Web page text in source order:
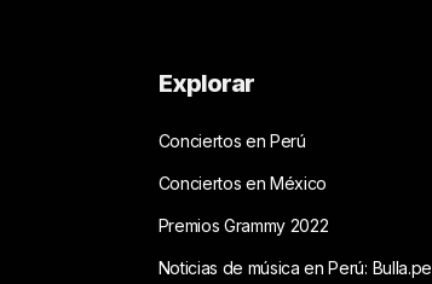
Explorar
Conciertos en Perú
Conciertos en México
Premios Grammy 2022
Noticias de música en Perú: Bulla.pe